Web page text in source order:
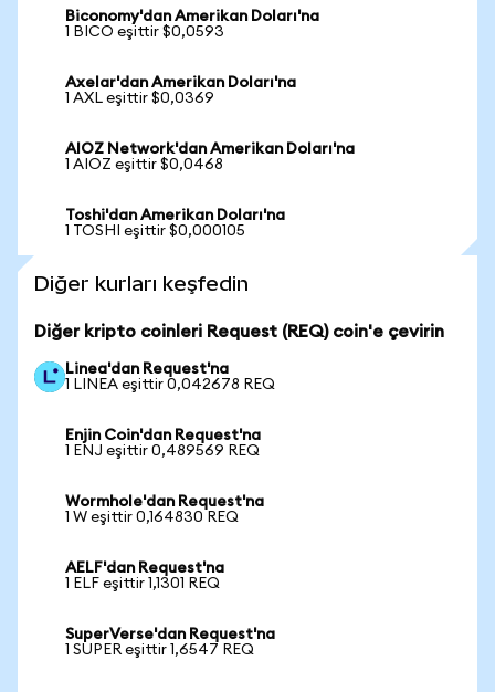
Biconomy'dan Amerikan Doları'na
1 BICO eşittir $0,0593
Axelar'dan Amerikan Doları'na
1 AXL eşittir $0,0369
AIOZ Network'dan Amerikan Doları'na
1 AIOZ eşittir $0,0468
Toshi'dan Amerikan Doları'na
1 TOSHI eşittir $0,000105
Diğer kurları keşfedin
Diğer kripto coinleri Request (REQ) coin'e çevirin
Linea'dan Request'na
1 LINEA eşittir 0,042678 REQ
Enjin Coin'dan Request'na
1 ENJ eşittir 0,489569 REQ
Wormhole'dan Request'na
1 W eşittir 0,164830 REQ
AELF'dan Request'na
1 ELF eşittir 1,1301 REQ
SuperVerse'dan Request'na
1 SUPER eşittir 1,6547 REQ